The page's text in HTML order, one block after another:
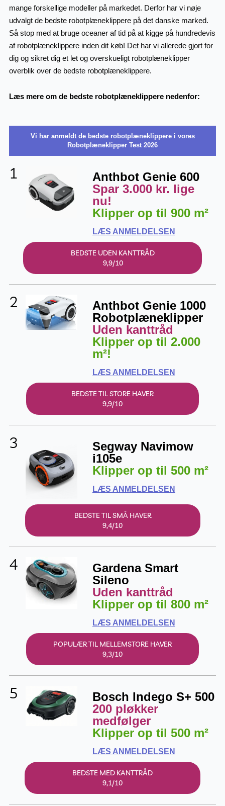
mange forskellige modeller på markedet. Derfor har vi nøje
udvalgt de bedste robotplæneklippere på det danske marked.
Så stop med at bruge oceaner af tid på at kigge på hundredevis
af robotplæneklippere inden dit køb! Det har vi allerede gjort for
dig og sikret dig et let og overskueligt robotplæneklipper
overblik over de bedste robotplæneklippere.
Læs mere om de bedste robotplæneklippere nedenfor:
Vi har anmeldt de bedste robotplæneklippere i vores
Robotplæneklipper Test 2026
1
Anthbot Genie 600
Spar 3.000 kr. lige
nu!
Klipper op til 900 m²
LÆS ANMELDELSEN
BEDSTE UDEN KANTTRÅD
9,9/10
2
Anthbot Genie 1000
Robotplæneklipper
Uden kanttråd
Klipper op til 2.000
m²!
LÆS ANMELDELSEN
BEDSTE TIL STORE HAVER
9,9/10
3
Segway Navimow
i105e
Klipper op til 500 m²
LÆS ANMELDELSEN
BEDSTE TIL SMÅ HAVER
9,4/10
4
Gardena Smart
Sileno
Uden kanttråd
Klipper op til 800 m²
LÆS ANMELDELSEN
POPULÆR TIL MELLEMSTORE HAVER
9,3/10
5
Bosch Indego S+ 500
200 pløkker
medfølger
Klipper op til 500 m²
LÆS ANMELDELSEN
BEDSTE MED KANTTRÅD
9,1/10